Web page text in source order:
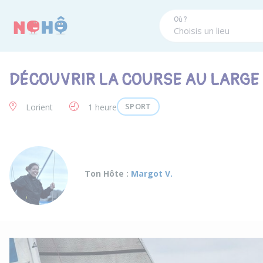
Où ?
DÉCOUVRIR LA COURSE AU LARGE
Lorient 1 heure SPORT
Ton Hôte : Margot V.